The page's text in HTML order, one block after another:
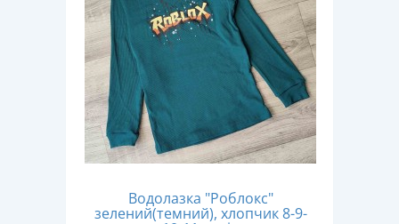
Водолазка "Роблокс"
зелений(темний), хлопчик 8-9-